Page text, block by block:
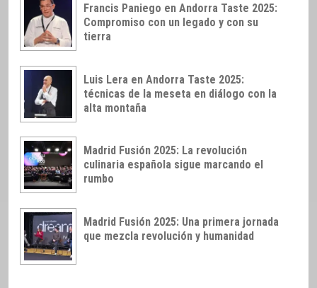
Francis Paniego en Andorra Taste 2025:
Compromiso con un legado y con su
tierra
Luis Lera en Andorra Taste 2025:
técnicas de la meseta en diálogo con la
alta montaña
Madrid Fusión 2025: La revolución
culinaria española sigue marcando el
rumbo
Madrid Fusión 2025: Una primera jornada
que mezcla revolución y humanidad